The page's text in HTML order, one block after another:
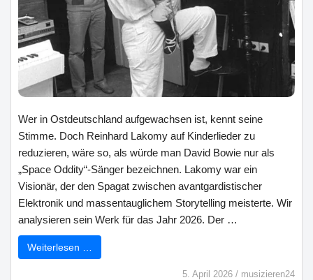
Wer in Ostdeutschland aufgewachsen ist, kennt seine
Stimme. Doch Reinhard Lakomy auf Kinderlieder zu
reduzieren, wäre so, als würde man David Bowie nur als
„Space Oddity“-Sänger bezeichnen. Lakomy war ein
Visionär, der den Spagat zwischen avantgardistischer
Elektronik und massentauglichem Storytelling meisterte. Wir
analysieren sein Werk für das Jahr 2026. Der …
Weiterlesen …
5. April 2026 / musizieren24